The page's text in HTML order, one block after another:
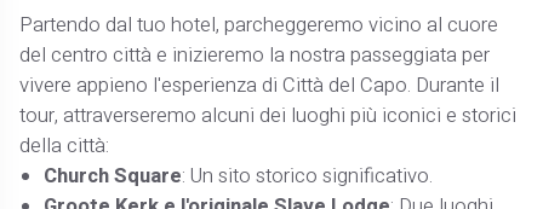
Partendo dal tuo hotel, parcheggeremo vicino al cuore
del centro città e inizieremo la nostra passeggiata per
vivere appieno l'esperienza di Città del Capo. Durante il
tour, attraverseremo alcuni dei luoghi più iconici e storici
della città:
Church Square: Un sito storico significativo.